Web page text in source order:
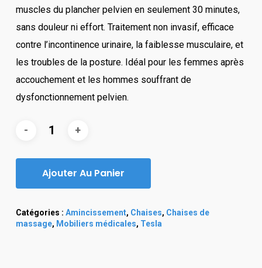
muscles du plancher pelvien en seulement 30 minutes,
sans douleur ni effort. Traitement non invasif, efficace
contre l’incontinence urinaire, la faiblesse musculaire, et
les troubles de la posture. Idéal pour les femmes après
accouchement et les hommes souffrant de
dysfonctionnement pelvien.
Ajouter Au Panier
Catégories : Amincissement, Chaises, Chaises de
massage, Mobiliers médicales, Tesla